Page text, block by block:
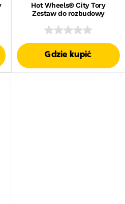
Hot Wheels® City Tory
Zestaw do rozbudowy
Gdzie kupić